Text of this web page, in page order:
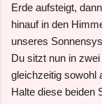
Erde aufsteigt,
hinauf in den
unseres
Du sitzt nun in
gleichzeitig sowohl
Halte diese beiden